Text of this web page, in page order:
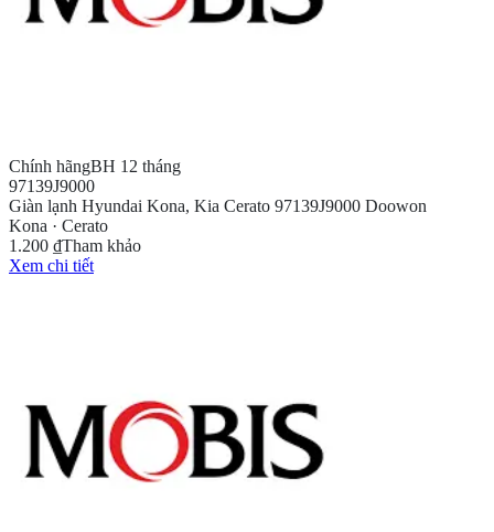
Chính hãngBH 12 tháng
97139J9000
Giàn lạnh Hyundai Kona, Kia Cerato 97139J9000 Doowon
Kona · Cerato
1.200 ₫Tham khảo
Xem chi tiết